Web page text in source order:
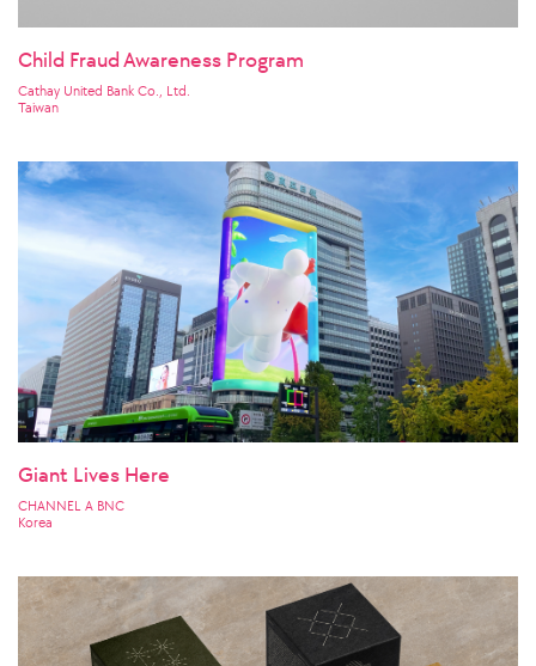
Child Fraud Awareness Program
Cathay United Bank Co., Ltd.
Taiwan
Giant Lives Here
CHANNEL A BNC
Korea